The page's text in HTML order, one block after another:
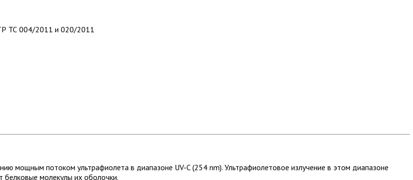
ТС 004/2011 и 020/2011
мощным потоком ультрафиолета в диапазоне UV-C (254 nm). Ультрафиолетовое излучение в этом диапазоне
белковые молекулы их оболочки.